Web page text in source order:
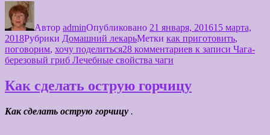
Автор adminОпубликовано 21 января, 201615 марта,
2018Рубрики Домашний лекарьМетки как приготовить,
поговорим, хочу поделиться28 комментариев к записи Чага-
березовый гриб Лечебные свойства чаги
Как сделать острую горчицу
Как сделать острую горчицу .